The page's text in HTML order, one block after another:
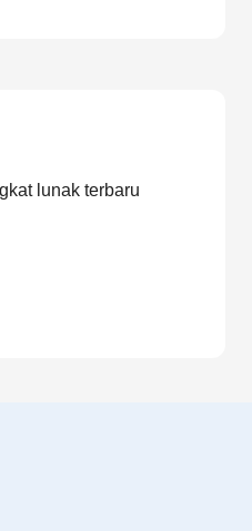
lunak terbaru